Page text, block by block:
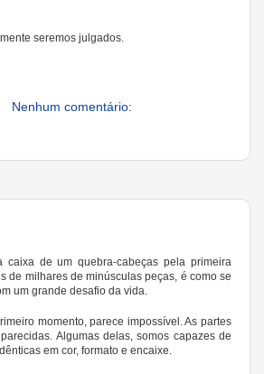
seremos julgados.
Nenhum comentário:
caixa de um quebra-cabeças pela primeira
de milhares de minúsculas peças, é como se
um grande desafio da vida.
momento, parece impossível. As partes
Algumas delas, somos capazes de
em cor, formato e encaixe.